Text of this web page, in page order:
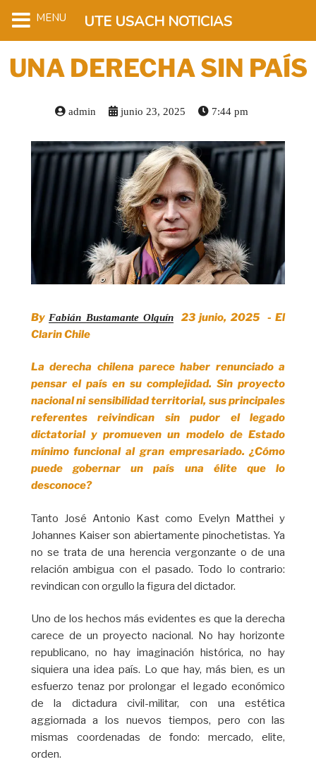
UNA DERECHA SIN PAÍS
admin junio 23, 2025 7:44 pm
ByFabián Bustamante Olguín 23 junio, 2025 - El
Clarin Chile
La derecha chilena parece haber renunciado a
pensar el país en su complejidad. Sin proyecto
nacional ni sensibilidad territorial, sus principales
referentes reivindican sin pudor el legado
dictatorial y promueven un modelo de Estado
mínimo funcional al gran empresariado. ¿Cómo
puede gobernar un país una élite que lo
desconoce?
Tanto José Antonio Kast como Evelyn Matthei y
Johannes Kaiser son abiertamente pinochetistas. Ya
no se trata de una herencia vergonzante o de una
relación ambigua con el pasado. Todo lo contrario:
revindican con orgullo la figura del dictador.
Uno de los hechos más evidentes es que la derecha
carece de un proyecto nacional. No hay horizonte
republicano, no hay imaginación histórica, no hay
siquiera una idea país. Lo que hay, más bien, es un
esfuerzo tenaz por prolongar el legado económico
de la dictadura civil-militar, con una estética
aggiornada a los nuevos tiempos, pero con las
mismas coordenadas de fondo: mercado, elite,
orden.
MENU UTE USACH NOTICIAS